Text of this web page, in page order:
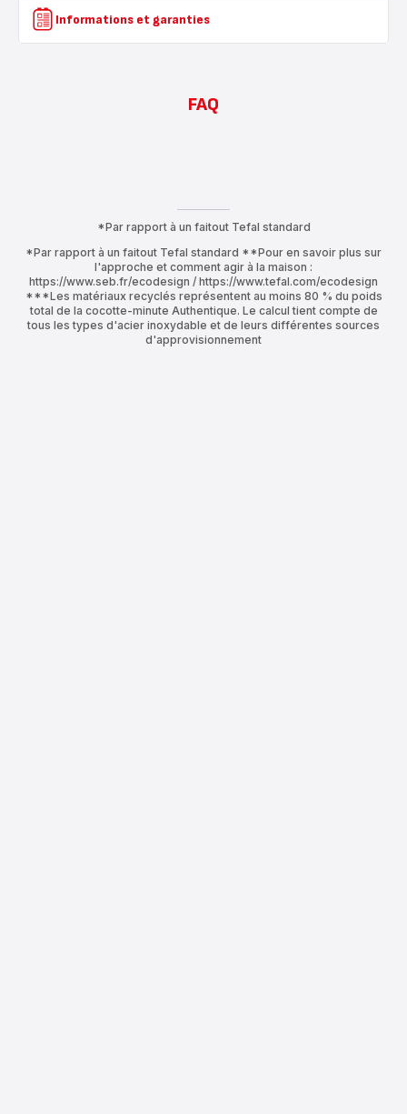
Informations et garanties
FAQ
*Par rapport à un faitout Tefal standard
*Par rapport à un faitout Tefal standard **Pour en savoir plus sur
l'approche et comment agir à la maison :
https://www.seb.fr/ecodesign / https://www.tefal.com/ecodesign
***Les matériaux recyclés représentent au moins 80 % du poids
total de la cocotte-minute Authentique. Le calcul tient compte de
tous les types d'acier inoxydable et de leurs différentes sources
d'approvisionnement